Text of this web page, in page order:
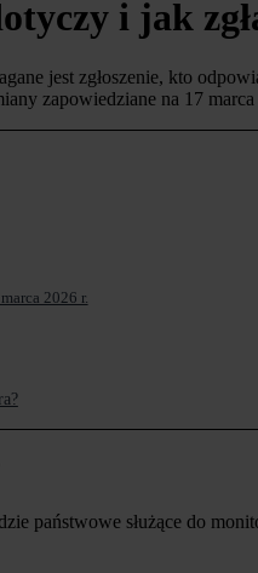
i jak
jest zgłoszenie, kto
zapowiedziane na 17 marca
2026 r.
państwowe służące do